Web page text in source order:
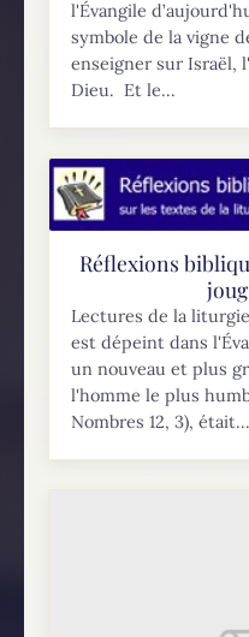
l'Évangile
symbole de la vigne
enseigner sur Israël,
Dieu. Et le...
Réflexions
Lectures de la
est dépeint dans
un nouveau et plus
l'homme le plus
Nombres 12, 3), était...